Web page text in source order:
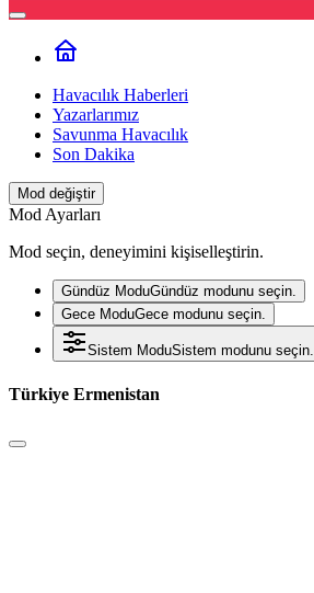
Havacılık Haberleri
Yazarlarımız
Savunma Havacılık
Son Dakika
Mod değiştir
Mod Ayarları
Mod seçin, deneyimini kişiselleştirin.
Gündüz ModuGündüz modunu seçin.
Gece ModuGece modunu seçin.
Sistem ModuSistem modunu seçin.
Türkiye Ermenistan